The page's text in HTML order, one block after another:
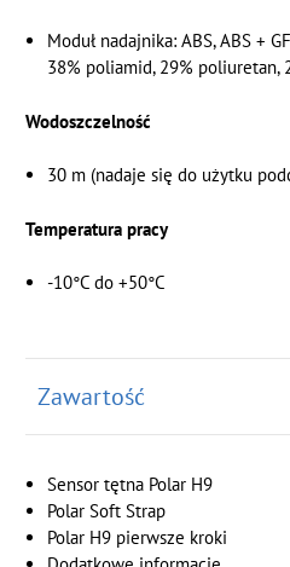
Moduł nadajnika: ABS, ABS +
‎38% poliamid, 29% poliuretan,
Wodoszczelność
‎30 m (nadaje się do użytku
Temperatura pracy
-10°C do +50°C
Zawartość
Sensor tętna Polar H9
Polar Soft Strap
Polar H9 pierwsze kroki